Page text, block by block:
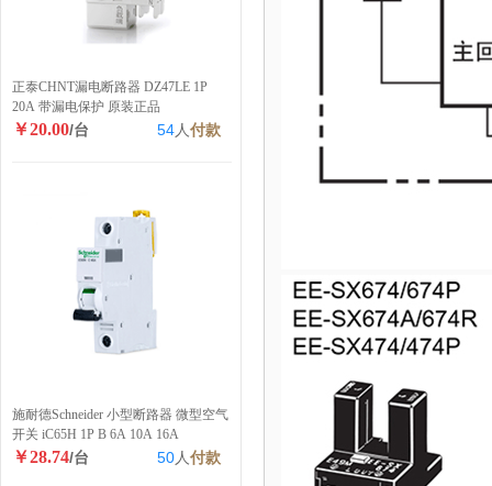
正泰CHNT漏电断路器 DZ47LE 1P
20A 带漏电保护 原装正品
￥20.00/台 54人付款
施耐德Schneider 小型断路器 微型空气
开关 iC65H 1P B 6A 10A 16A
￥28.74/台 50人付款